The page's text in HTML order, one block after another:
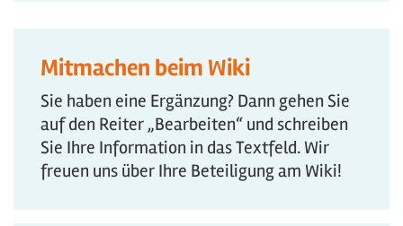
Mitmachen beim Wiki
Sie haben eine Ergänzung? Dann gehen Sie
auf den Reiter „Bearbeiten“ und schreiben
Sie Ihre Information in das Textfeld. Wir
freuen uns über Ihre Beteiligung am Wiki!